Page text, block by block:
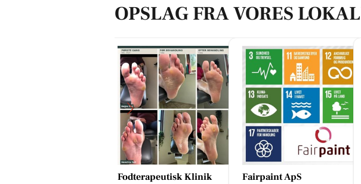
OPSLAG FRA VORES
Fairpaint ApS Detailing Center